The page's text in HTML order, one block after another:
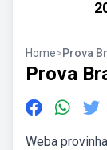
Home>Prova
Prova
Weba